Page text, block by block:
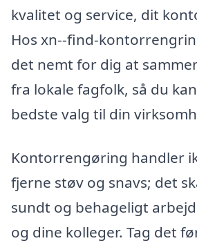
kvalitet og service, dit
Hos xn--find-
det nemt for dig at
fra lokale fagfolk, så du
bedste valg til din
Kontorrengøring handler
fjerne støv og snavs; det
sundt og behageligt
og dine kolleger. Tag det